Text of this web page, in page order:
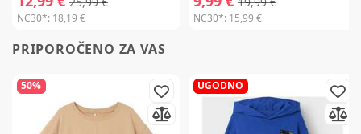
NC30*: 18,19 € NC30*: 15,99 €
PRIPOROČENO ZA VAS
50% UGODNO